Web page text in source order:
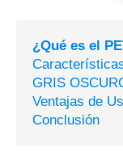
¿Qué es el
GRIS
Ventajas de
Conclusión